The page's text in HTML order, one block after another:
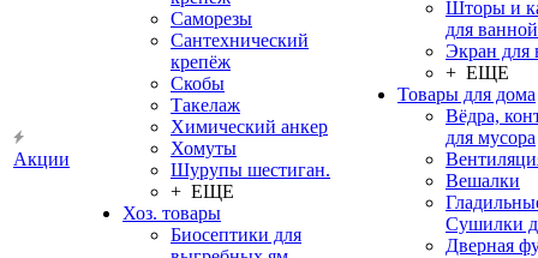
Акции
Саморезы
Сантехнический
крепёж
Скобы
Такелаж
Химический анкер
Хомуты
Шурупы шестиган.
+ ЕЩЕ
Хоз. товары
Биосептики для
Шторы и
для ванной
Экран для
+ ЕЩЕ
Товары для дома
Вёдра,
для мусора
Вешалки
Сушилки
Дверная